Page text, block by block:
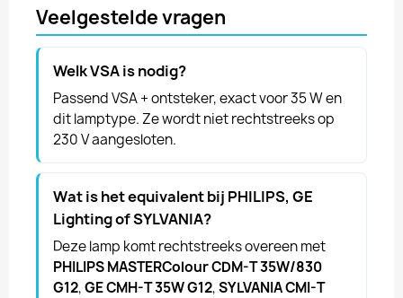
Veelgestelde vragen
Welk VSA is nodig?
Passend VSA + ontsteker, exact voor 35 W en
dit lamptype. Ze wordt niet rechtstreeks op
230 V aangesloten.
Wat is het equivalent bij PHILIPS, GE
Lighting of SYLVANIA?
Deze lamp komt rechtstreeks overeen met
PHILIPS MASTERColour CDM-T 35W/830
G12,GE CMH-T 35W G12,SYLVANIA CMI-T